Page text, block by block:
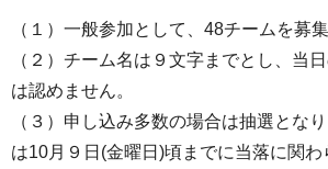
（１）一般参加として、48チームを募集
（２）チーム名は９文字までとし、当
は認めません。
（３）申し込み多数の場合は抽選とな
は10月９日(金曜日)頃までに当落に関わ